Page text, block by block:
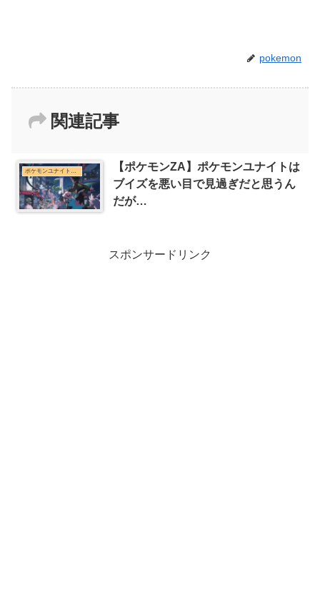
pokemon
関連記事
ポケモンユナイトまとめ
【ポケモンZA】ポケモンユナイトは
ブイズを悪い目で見過ぎだと思うん
だが…
スポンサードリンク